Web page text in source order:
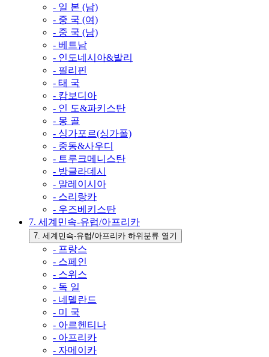
- 일 본 (남)
- 중 국 (여)
- 중 국 (남)
- 베트남
- 인도네시아&발리
- 필리핀
- 태 국
- 캄보디아
- 인 도&파키스탄
- 몽 골
- 싱가포르(싱가폴)
- 중동&사우디
- 트루크메니스탄
- 방글라데시
- 말레이시아
- 스리랑카
- 우즈베키스탄
7. 세계민속-유럽/아프리카
7. 세계민속-유럽/아프리카 하위분류 열기
- 프랑스
- 스페인
- 스위스
- 독 일
- 네델란드
- 미 국
- 아르헨티나
- 아프리카
- 자메이카